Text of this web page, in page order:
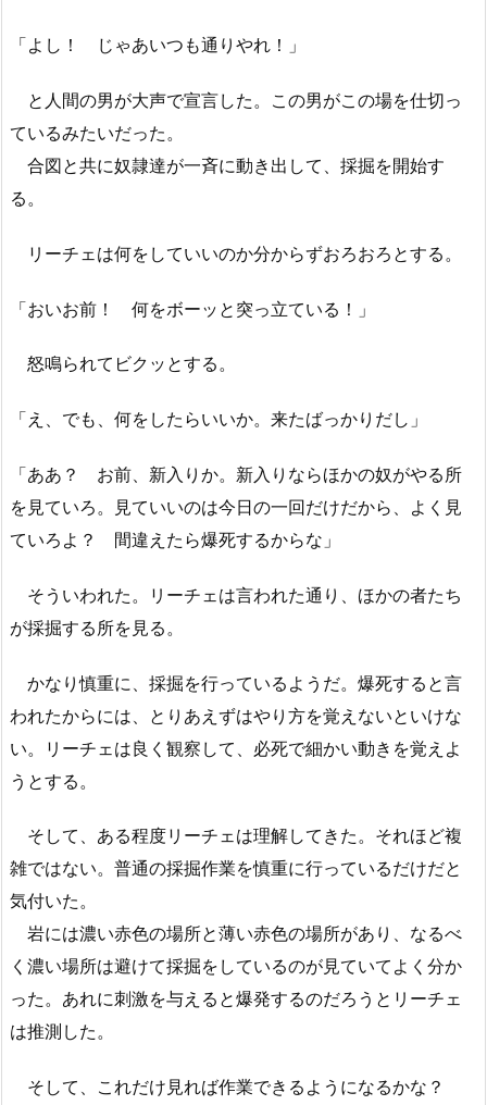
「よし！ じゃあいつも通りやれ！」
と人間の男が大声で宣言した。この男がこの場を仕切っ
ているみたいだった。
合図と共に奴隷達が一斉に動き出して、採掘を開始す
る。
リーチェは何をしていいのか分からずおろおろとする。
「おいお前！ 何をボーッと突っ立ている！」
怒鳴られてビクッとする。
「え、でも、何をしたらいいか。来たばっかりだし」
「ああ？ お前、新入りか。新入りならほかの奴がやる所
を見ていろ。見ていいのは今日の一回だけだから、よく見
ていろよ？ 間違えたら爆死するからな」
そういわれた。リーチェは言われた通り、ほかの者たち
が採掘する所を見る。
かなり慎重に、採掘を行っているようだ。爆死すると言
われたからには、とりあえずはやり方を覚えないといけな
い。リーチェは良く観察して、必死で細かい動きを覚えよ
うとする。
そして、ある程度リーチェは理解してきた。それほど複
雑ではない。普通の採掘作業を慎重に行っているだけだと
気付いた。
岩には濃い赤色の場所と薄い赤色の場所があり、なるべ
く濃い場所は避けて採掘をしているのが見ていてよく分か
った。あれに刺激を与えると爆発するのだろうとリーチェ
は推測した。
そして、これだけ見れば作業できるようになるかな？